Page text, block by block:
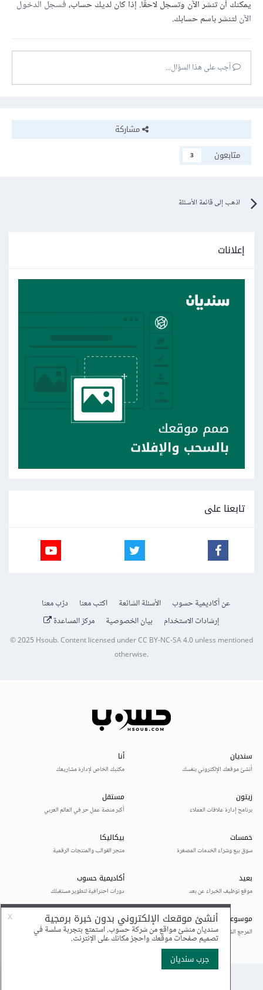
يمكنك أن تنشر الآن وتسجل لاحقًا. إذا كان لديك حساب،فسجل الدخول
الآنلتنشر باسم حسابك.
أجب على هذا السؤال...
مشاركة
متابعون
3
اذهب إلى قائمة الأسئلة
إعلانات
تابعنا على
عن أكاديمية حسوب الأسئلة الشائعة اكتب معنا
درّب معنا
إرشادات الاستخدام
بيان الخصوصية مركز المساعدة
© 2025Hsoub.Content licensed underCC BY-NC-SA 4.0unless mentioned
otherwise.